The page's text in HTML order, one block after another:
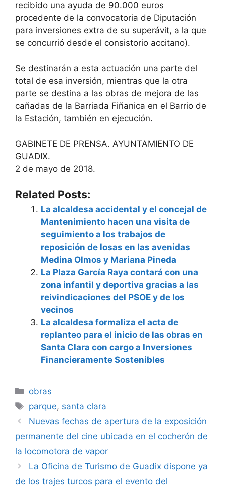
recibido una ayuda de 90.000 euros
procedente de la convocatoria de Diputación
para inversiones extra de su superávit, a la que
se concurrió desde el consistorio accitano).
Se destinarán a esta actuación una parte del
total de esa inversión, mientras que la otra
parte se destina a las obras de mejora de las
cañadas de la Barriada Fiñanica en el Barrio de
la Estación, también en ejecución.
GABINETE DE PRENSA. AYUNTAMIENTO DE
GUADIX.
2 de mayo de 2018.
Related Posts:
La alcaldesa accidental y el concejal de
Mantenimiento hacen una visita de
seguimiento a los trabajos de
reposición de losas en las avenidas
Medina Olmos y Mariana Pineda
La Plaza García Raya contará con una
zona infantil y deportiva gracias a las
reivindicaciones del PSOE y de los
vecinos
La alcaldesa formaliza el acta de
replanteo para el inicio de las obras en
Santa Clara con cargo a Inversiones
Financieramente Sostenibles
Categorías
obras
Etiquetas
parque, santa clara
Nuevas fechas de apertura de la exposición
permanente del cine ubicada en el cocherón de
la locomotora de vapor
La Oficina de Turismo de Guadix dispone ya
de los trajes turcos para el evento del